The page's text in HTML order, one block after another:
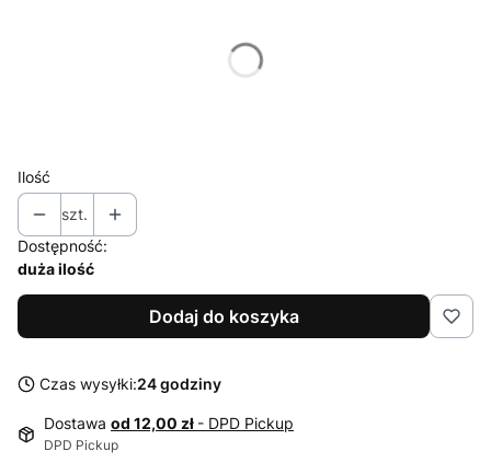
Ilość
szt.
Dostępność:
duża ilość
Dodaj do koszyka
Czas wysyłki:24 godziny
Dostawa od 12,00 zł - DPD Pickup
DPD Pickup